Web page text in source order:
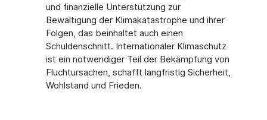
und finanzielle Unterstützung zur
Bewältigung der Klimakatastrophe und ihrer
Folgen, das beinhaltet auch einen
Schuldenschnitt. Internationaler Klimaschutz
ist ein notwendiger Teil der Bekämpfung von
Fluchtursachen, schafft langfristig Sicherheit,
Wohlstand und Frieden.